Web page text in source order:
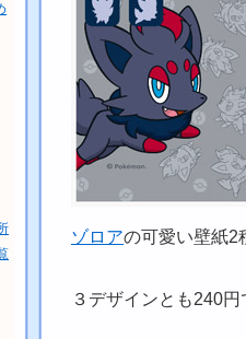
ゾロアの可愛い壁紙2
３デザインとも240円